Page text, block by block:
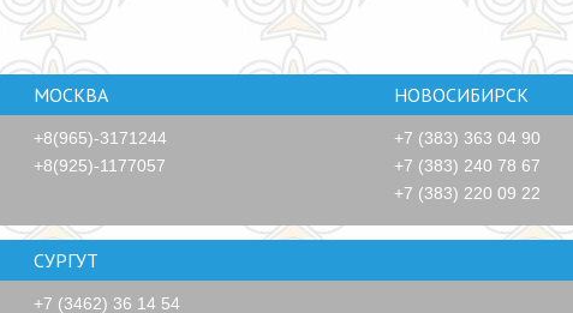
ПУТЕШЕСТВУЙТЕ
МОСКВА
+8(965)-3171244
+8(925)-1177057
НОВОСИБИРСК
+7 (383) 363 04 90
+7 (383) 240 78 67
+7 (383) 220 09 22
СУРГУТ
+7 (3462) 36 14 54